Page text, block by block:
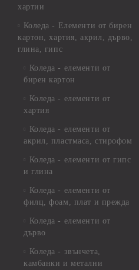
хартии
Коледа - Eлементи от бирен
картон, хартия, акрил, дърво,
глина, гипс
Коледа - елементи от
бирен картон
Коледа - елементи от
хартия
Коледа - елементи от
акрил, пластмаса, стирофом
Коледа - елементи от гипс
и глина
Коледа - елементи от
филц, фоам, плат и прежда
Коледа - елементи от
дърво
Коледа - звънчета,
камбанки и метални